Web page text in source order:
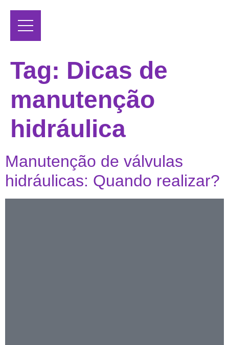
Tag: Dicas de
manutenção
hidráulica
Manutenção de válvulas
hidráulicas: Quando realizar?